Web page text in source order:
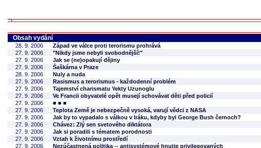
Obsah vydání
28. 9. 2006
Západ ve válce proti terorismu prohrává
27. 9. 2006
"Nikdy jsme nebyli svobodnější!"
27. 9. 2006
Jak se (ne)opakují dějiny
27. 9. 2006
Šaškárna v Praze
28. 9. 2006
Nuly a nuda
27. 9. 2006
Rasismus a terorismus - každodenní problém
27. 9. 2006
Tajemství charismatu Yekty Uzunoglu
27. 9. 2006
Ve Francii obyvatelé opět musejí schovávat děti před policií
27. 9. 2006
■ ■ ■
27. 9. 2006
Teplota Země je nebezpečně vysoká, varují vědci z NASA
27. 9. 2006
Jak by to vypadalo s válkou v Iráku, kdyby byl George Bush černoch?
27. 9. 2006
Chávez: Zlý sen svetového diktátora
27. 9. 2006
Jak si poradili s tématem porodnosti
27. 9. 2006
Vztah k životnímu prostředí
27. 9. 2006
Nezúčastnená politika -- antisystémové hnutie privilegovaných